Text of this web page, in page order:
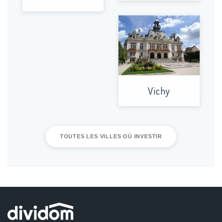
En 2014, la ville a fait son entrée dans le classement des 10
villes françaises propices aux investissements immobiliers. En
2016 le marché a retrouvé un dynamisme puis en 2017 les
ventes de logements étaient en hausse. De plus, de nombreux
projets de construction sont en cours, la ville se développe et se
se louent facilement donc elles sont très recherchées par les
investisseurs, dû notamment à la population grandissante
investissement dans l’immobilier neuf car son taux de
rendement est très correct. Il s’agit de l’une des villes les moins
Vichy
TOUTES LES VILLES OÙ INVESTIR